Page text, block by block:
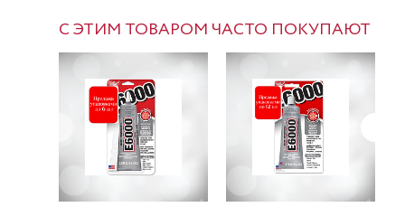
С ЭТИМ ТОВАРОМ ЧАСТО ПОКУПАЮТ